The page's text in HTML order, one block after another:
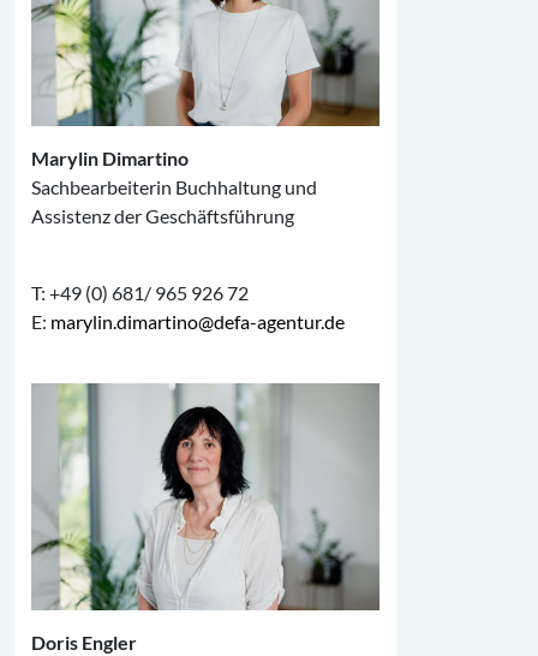
Marylin Dimartino
Sachbearbeiterin Buchhaltung und
Assistenz der Geschäftsführung
T: +49 (0) 681/ 965 926 72
E: marylin.dimartino@defa-agentur.de
Doris Engler